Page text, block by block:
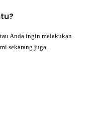
Anda ingin melakukan
sekarang juga.